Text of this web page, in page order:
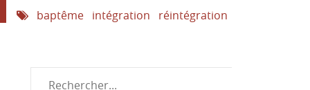
baptême intégration réintégration